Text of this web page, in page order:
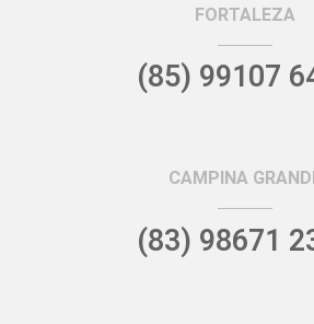
FORTALEZA
(85) 99107
CAMPINA
(83) 98671